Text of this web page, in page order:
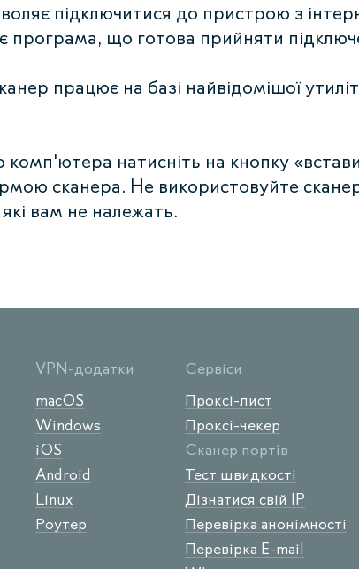
підключитися до пристрою з
програма, що готова прийняти
працює на базі найвідомішої
комп'ютера натисніть на кнопку
сканера. Не використовуйте
вам не належать.
VPN-додатки
macOS
Windows
iOS
Android
Linux
Роутер
Сервіси
Проксі-лист
Проксі-чекер
Сканер портів
Тест швидкості
Дізнатися свій IP
Перевірка анонімності
Перевірка E-mail